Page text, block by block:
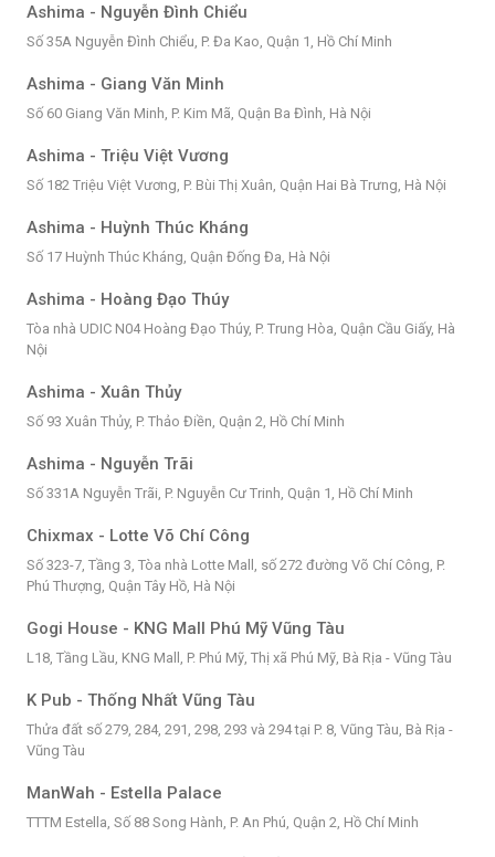
Ashima - Nguyễn Đình Chiểu
Số 35A Nguyễn Đình Chiểu, P. Đa Kao, Quận 1, Hồ Chí Minh
Ashima - Giang Văn Minh
Số 60 Giang Văn Minh, P. Kim Mã, Quận Ba Đình, Hà Nội
Ashima - Triệu Việt Vương
Số 182 Triệu Việt Vương, P. Bùi Thị Xuân, Quận Hai Bà Trưng, Hà Nội
Ashima - Huỳnh Thúc Kháng
Số 17 Huỳnh Thúc Kháng, Quận Đống Đa, Hà Nội
Ashima - Hoàng Đạo Thúy
Tòa nhà UDIC N04 Hoàng Đạo Thúy, P. Trung Hòa, Quận Cầu Giấy, Hà
Nội
Ashima - Xuân Thủy
Số 93 Xuân Thủy, P. Thảo Điền, Quận 2, Hồ Chí Minh
Ashima - Nguyễn Trãi
Số 331A Nguyễn Trãi, P. Nguyễn Cư Trinh, Quận 1, Hồ Chí Minh
Chixmax - Lotte Võ Chí Công
Số 323-7, Tầng 3, Tòa nhà Lotte Mall, số 272 đường Võ Chí Công, P.
Phú Thượng, Quận Tây Hồ, Hà Nội
Gogi House - KNG Mall Phú Mỹ Vũng Tàu
L18, Tầng Lầu, KNG Mall, P. Phú Mỹ, Thị xã Phú Mỹ, Bà Rịa - Vũng Tàu
K Pub - Thống Nhất Vũng Tàu
Thửa đất số 279, 284, 291, 298, 293 và 294 tại P. 8, Vũng Tàu, Bà Rịa -
Vũng Tàu
ManWah - Estella Palace
TTTM Estella, Số 88 Song Hành, P. An Phú, Quận 2, Hồ Chí Minh